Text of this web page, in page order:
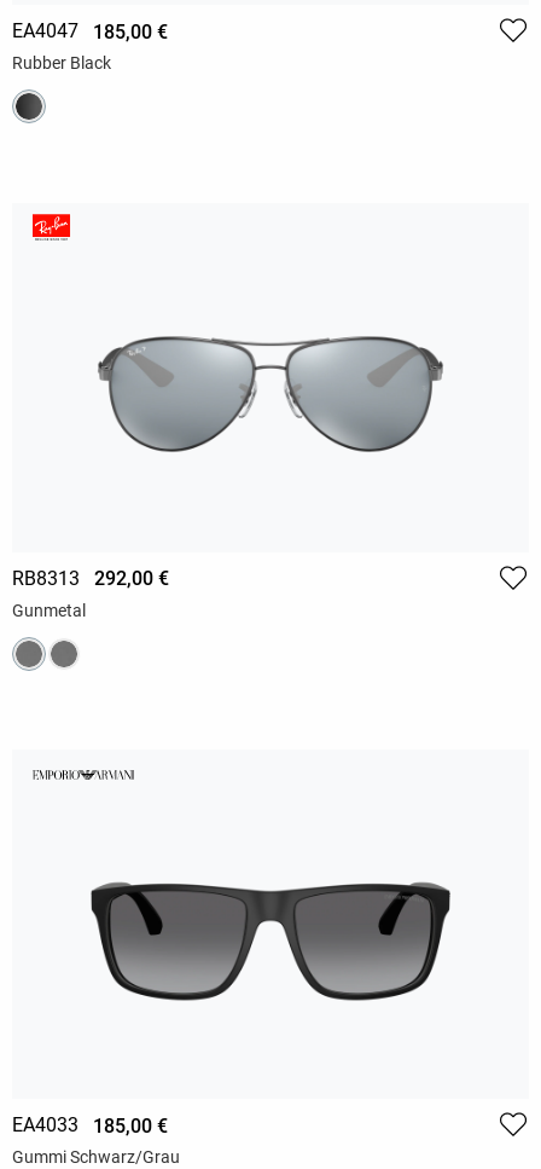
EA4047 185,00 €
Rubber Black
RB8313 292,00 €
Gunmetal
EA4033 185,00 €
Gummi Schwarz/Grau